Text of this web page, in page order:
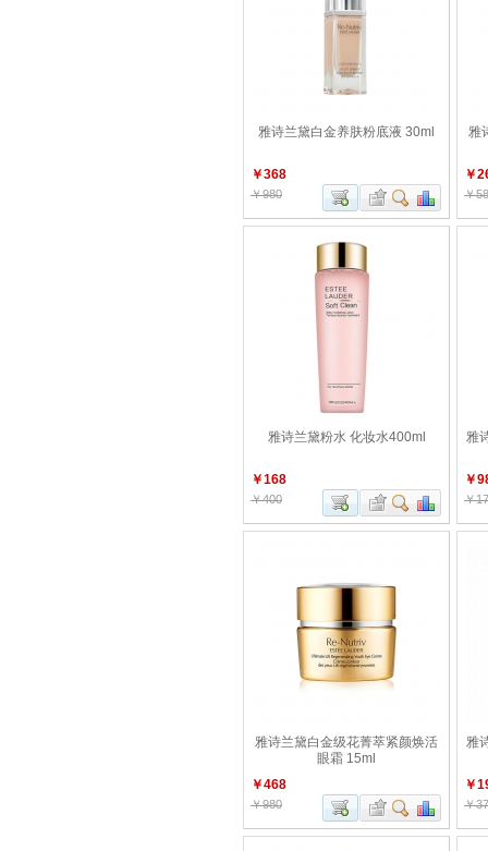
雅诗兰黛白金养肤粉底液 30ml
￥368
￥980
雅
￥
￥
雅诗兰黛粉水 化妆水400ml
￥168
￥400
雅
￥
￥
雅诗兰黛白金级花菁萃紧颜焕活
眼霜 15ml
￥468
￥980
雅
￥
￥